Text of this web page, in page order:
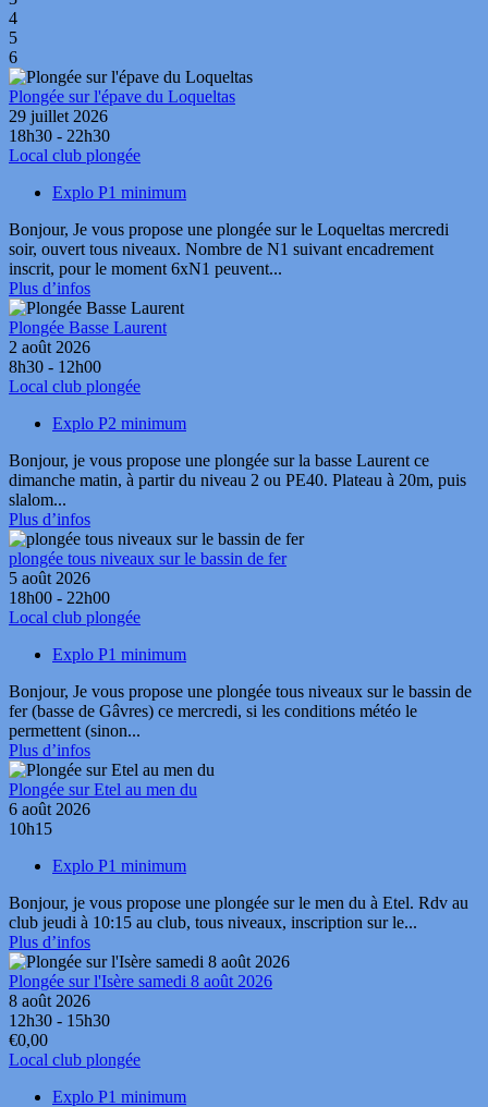
4
5
6
Plongée sur l'épave du Loqueltas
29 juillet 2026
18h30 - 22h30
Local club plongée
Explo P1 minimum
Bonjour, Je vous propose une plongée sur le Loqueltas mercredi
soir, ouvert tous niveaux. Nombre de N1 suivant encadrement
inscrit, pour le moment 6xN1 peuvent...
Plus d’infos
Plongée Basse Laurent
2 août 2026
8h30 - 12h00
Local club plongée
Explo P2 minimum
Bonjour, je vous propose une plongée sur la basse Laurent ce
dimanche matin, à partir du niveau 2 ou PE40. Plateau à 20m, puis
slalom...
Plus d’infos
plongée tous niveaux sur le bassin de fer
5 août 2026
18h00 - 22h00
Local club plongée
Explo P1 minimum
Bonjour, Je vous propose une plongée tous niveaux sur le bassin de
fer (basse de Gâvres) ce mercredi, si les conditions météo le
permettent (sinon...
Plus d’infos
Plongée sur Etel au men du
6 août 2026
10h15
Explo P1 minimum
Bonjour, je vous propose une plongée sur le men du à Etel. Rdv au
club jeudi à 10:15 au club, tous niveaux, inscription sur le...
Plus d’infos
Plongée sur l'Isère samedi 8 août 2026
8 août 2026
12h30 - 15h30
€0,00
Local club plongée
Explo P1 minimum